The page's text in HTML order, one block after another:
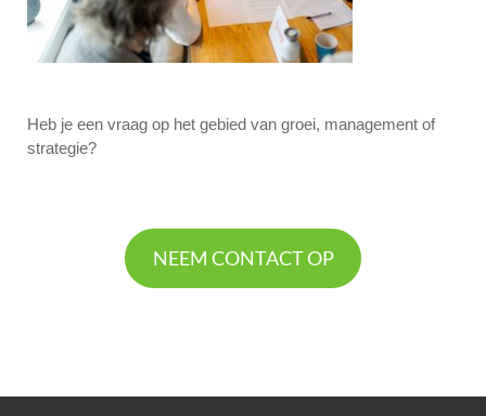
Heb je een vraag op het gebied van groei, management of
strategie?
NEEM CONTACT OP